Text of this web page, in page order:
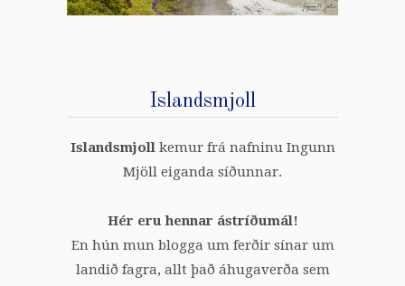
Islandsmjoll
Islandsmjollkemur frá nafninu Ingunn
Mjöll eiganda síðunnar.
Hér eru hennar ástríðumál!
En hún mun blogga um ferðir sínar um
landið fagra, allt það áhugaverða sem